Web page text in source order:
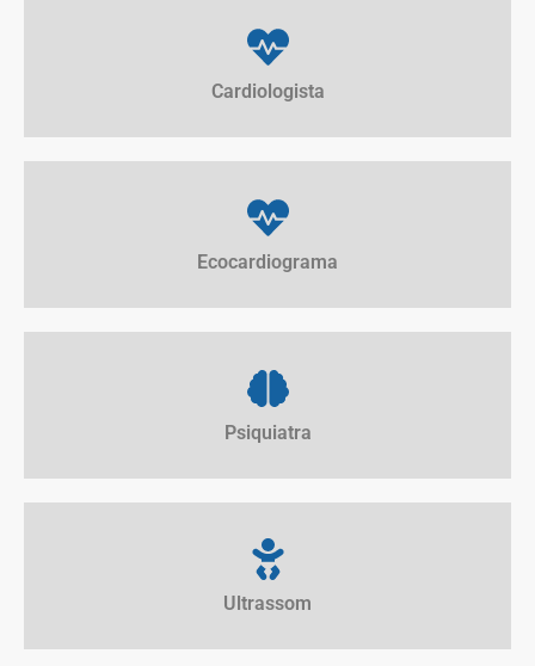
Cardiologista
Ecocardiograma
Psiquiatra
Ultrassom